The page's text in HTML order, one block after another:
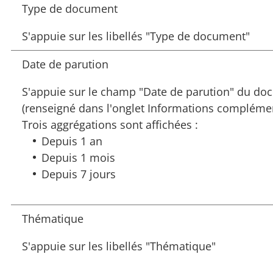
Type de document
S'appuie sur les libellés "Type de document"
Date de parution
S'appuie sur le champ "Date de parution" du
(renseigné dans l'onglet Informations
Trois aggrégations sont affichées :
Depuis 1 an
Depuis 1 mois
Depuis 7 jours
Thématique
S'appuie sur les libellés "Thématique"